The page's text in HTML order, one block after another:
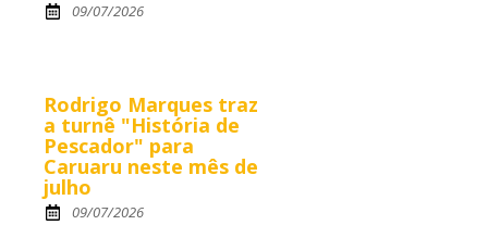
09/07/2026
Rodrigo Marques traz
a turnê "História de
Pescador" para
Caruaru neste mês de
julho
09/07/2026